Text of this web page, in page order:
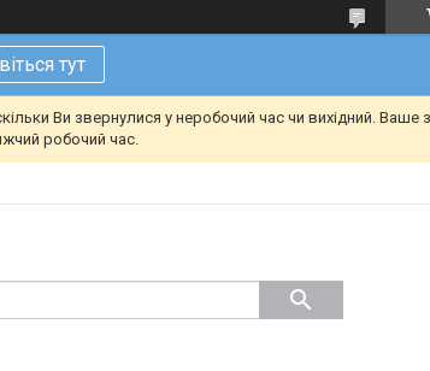
тут
Ви звернулися у неробочий час чи вихідний.
робочий час.